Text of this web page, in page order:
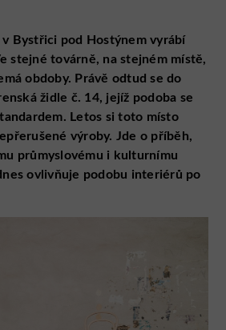
Bystřici pod Hostýnem vyrábí
stejné továrně, na stejném místě,
obdoby. Právě odtud se do
židle č. 14, jejíž podoba se
Letos si toto místo
výroby. Jde o příběh,
průmyslovému i kulturnímu
ovlivňuje podobu interiérů po